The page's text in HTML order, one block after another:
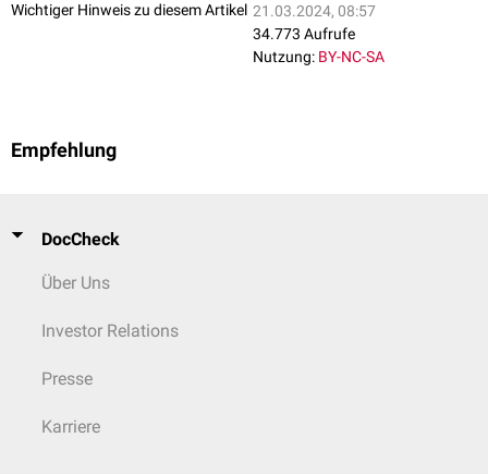
Wichtiger Hinweis zu diesem Artikel 21.03.2024, 08:57
34.773 Aufrufe
Nutzung: BY-NC-SA
Empfehlung
DocCheck
Über Uns
Investor Relations
Presse
Karriere